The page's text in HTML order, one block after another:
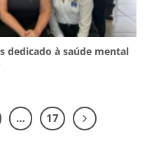
dedicado à saúde mental
… 17